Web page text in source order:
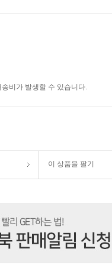
비가 발생할 수 있습니다.
이 상품을 팔기